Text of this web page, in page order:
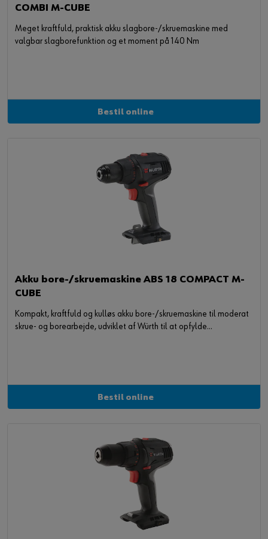
COMBI M-CUBE
Meget kraftfuld, praktisk akku slagbore-/skruemaskine med
valgbar slagborefunktion og et moment på 140 Nm
Bestil online
Akku bore-/skruemaskine ABS 18 COMPACT M-
CUBE
Kompakt, kraftfuld og kulløs akku bore-/skruemaskine til moderat
skrue- og borearbejde, udviklet af Würth til at opfylde
Bestil online